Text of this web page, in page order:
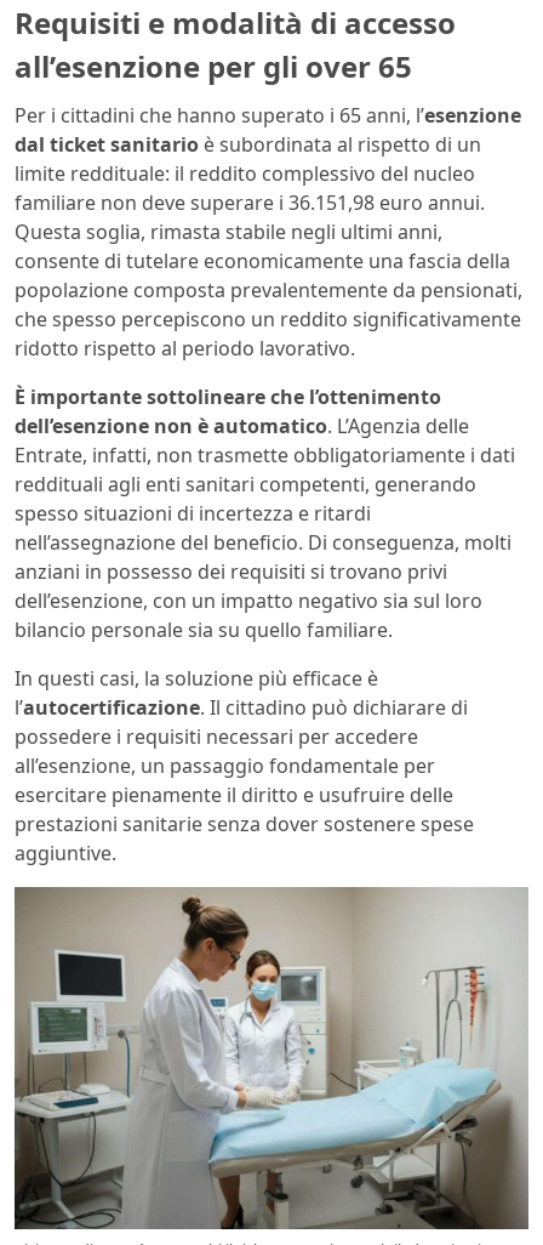
Requisiti e modalità di accesso
all’esenzione per gli over 65
Per i cittadini che hanno superato i 65 anni, l’esenzione
dal ticket sanitario è subordinata al rispetto di un
limite reddituale: il reddito complessivo del nucleo
familiare non deve superare i 36.151,98 euro annui.
Questa soglia, rimasta stabile negli ultimi anni,
consente di tutelare economicamente una fascia della
popolazione composta prevalentemente da pensionati,
che spesso percepiscono un reddito significativamente
ridotto rispetto al periodo lavorativo.
È importante sottolineare che l’ottenimento
dell’esenzione non è automatico. L’Agenzia delle
Entrate, infatti, non trasmette obbligatoriamente i dati
reddituali agli enti sanitari competenti, generando
spesso situazioni di incertezza e ritardi
nell’assegnazione del beneficio. Di conseguenza, molti
anziani in possesso dei requisiti si trovano privi
dell’esenzione, con un impatto negativo sia sul loro
bilancio personale sia su quello familiare.
In questi casi, la soluzione più efficace è
l’autocertificazione. Il cittadino può dichiarare di
possedere i requisiti necessari per accedere
all’esenzione, un passaggio fondamentale per
esercitare pienamente il diritto e usufruire delle
prestazioni sanitarie senza dover sostenere spese
aggiuntive.